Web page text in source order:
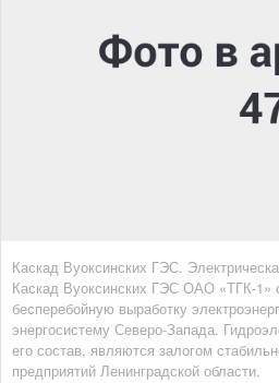
Каскад Вуоксинских ГЭС.
Каскад Вуоксинских ГЭС ОАО «ТГК-1»
бесперебойную выработку
энергосистему Северо-Запада.
его состав, являются залогом
предприятий Ленинградской области.